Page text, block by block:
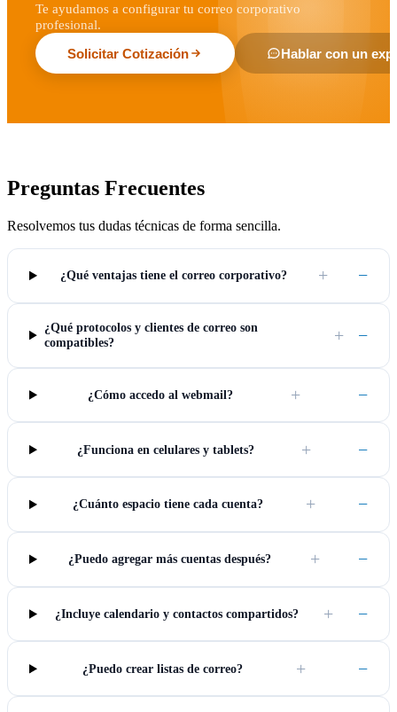
Te ayudamos a configurar tu correo corporativo
profesional.
Solicitar Cotización
Hablar con un
Preguntas Frecuentes
Resolvemos tus dudas técnicas de forma sencilla.
¿Qué ventajas tiene el correo corporativo? + −
¿Qué protocolos y clientes de correo son
compatibles?
+ −
¿Cómo accedo al webmail? + −
¿Funciona en celulares y tablets? + −
¿Cuánto espacio tiene cada cuenta? + −
¿Puedo agregar más cuentas después? + −
¿Incluye calendario y contactos compartidos? + −
¿Puedo crear listas de correo? + −